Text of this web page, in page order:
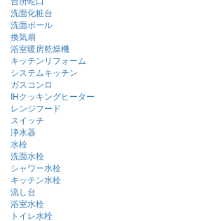
洗面化粧台
洗面ボール
換気扇
浴室暖房乾燥機
キッチンリフォーム
システムキッチン
ガスコンロ
IHクッキングヒーター
レンジフード
スイッチ
浄水器
水栓
洗面水栓
シャワー水栓
キッチン水栓
流し台
浴室水栓
トイレ水栓